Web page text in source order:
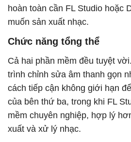
hoàn toàn cần FL Studio hoặc
muốn sản xuất nhạc.
Chức năng tổng thể
Cả hai phần mềm đều tuyệt
trình chỉnh sửa âm thanh gọn
cách tiếp cận không giới hạn
của bên thứ ba, trong khi FL
mềm chuyên nghiệp, hợp lý
xuất và xử lý nhạc.